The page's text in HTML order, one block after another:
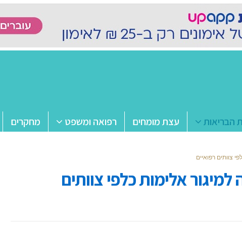
הבריאות עצת מומחים רפואה ומשפט מחקרים
צוותים רפואיים
אלימות כלפי צוותים